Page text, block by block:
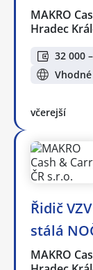
MAKRO
Hradec
32 000
včerejší
Řidič
stálá
MAKRO